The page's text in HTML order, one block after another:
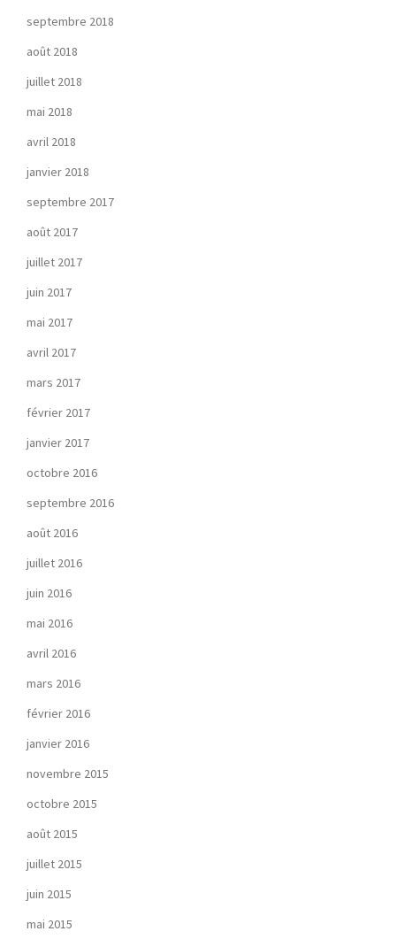
septembre 2018
août 2018
juillet 2018
mai 2018
avril 2018
janvier 2018
septembre 2017
août 2017
juillet 2017
juin 2017
mai 2017
avril 2017
mars 2017
février 2017
janvier 2017
octobre 2016
septembre 2016
août 2016
juillet 2016
juin 2016
mai 2016
avril 2016
mars 2016
février 2016
janvier 2016
novembre 2015
octobre 2015
août 2015
juillet 2015
juin 2015
mai 2015